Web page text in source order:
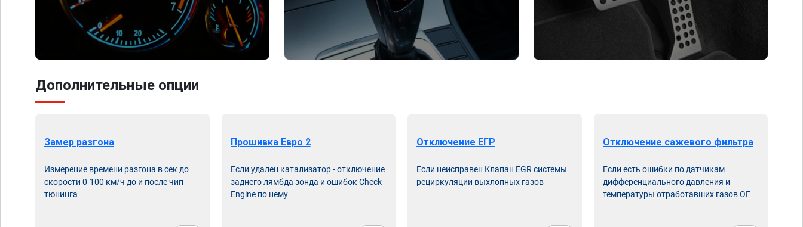
Дополнительные опции
Замер разгона
Измерение времени разгона в сек до
скорости 0-100 км/ч до и после чип
тюнинга
Прошивка Евро 2
Если удален катализатор - отключение
заднего лямбда зонда и ошибок Check
Engine по нему
Отключение ЕГР
Если неисправен Клапан EGR системы
рециркуляции выхлопных газов
Отключение сажевого фильтра
Если есть ошибки по датчикам
дифференциального давления и
температуры отработавших газов ОГ